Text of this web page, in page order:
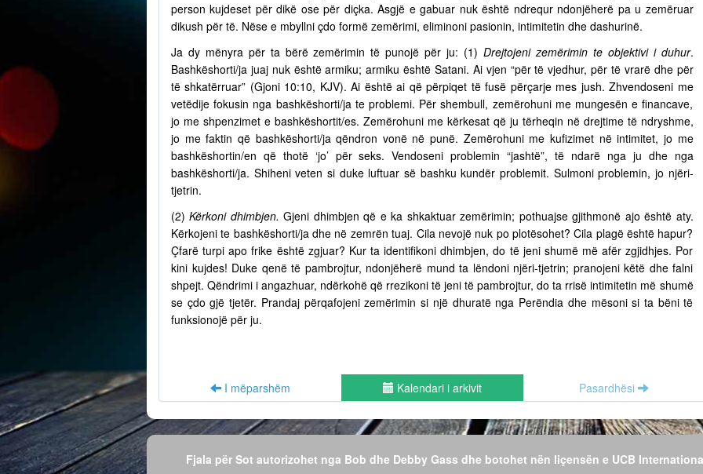
person kujdeset për dikë ose për diçka. Asgjë e gabuar nuk është ndrequr ndonjëherë pa u zemëruar
dikush për të. Nëse e mbyllni çdo formë zemërimi, eliminoni pasionin, intimitetin dhe dashurinë.
Ja dy mënyra për ta bërë zemërimin të punojë për ju: (1) Drejtojeni zemërimin te objektivi i duhur.
Bashkëshorti/ja juaj nuk është armiku; armiku është Satani. Ai vjen “për të vjedhur, për të vrarë dhe për
të shkatërruar” (Gjoni 10:10, KJV). Ai është ai që përpiqet të fusë përçarje mes jush. Zhvendoseni me
vetëdije fokusin nga bashkëshorti/ja te problemi. Për shembull, zemërohuni me mungesën e financave,
jo me shpenzimet e bashkëshortit/es. Zemërohuni me kërkesat që ju tërheqin në drejtime të ndryshme,
jo me faktin që bashkëshorti/ja qëndron vonë në punë. Zemërohuni me kufizimet në intimitet, jo me
bashkëshortin/en që thotë ‘jo’ për seks. Vendoseni problemin “jashtë”, të ndarë nga ju dhe nga
bashkëshorti/ja. Shiheni veten si duke luftuar së bashku kundër problemit. Sulmoni problemin, jo njëri-
tjetrin.
(2)Kërkoni dhimbjen. Gjeni dhimbjen që e ka shkaktuar zemërimin; pothuajse gjithmonë ajo është aty.
Kërkojeni te bashkëshorti/ja dhe në zemrën tuaj. Cila nevojë nuk po plotësohet? Cila plagë është hapur?
Çfarë turpi apo frike është zgjuar? Kur ta identifikoni dhimbjen, do të jeni shumë më afër zgjidhjes. Por
kini kujdes! Duke qenë të pambrojtur, ndonjëherë mund ta lëndoni njëri-tjetrin; pranojeni këtë dhe falni
shpejt. Qëndrimi i angazhuar, ndërkohë që rrezikoni të jeni të pambrojtur, do ta rrisë intimitetin më shumë
se çdo gjë tjetër. Prandaj përqafojeni zemërimin si një dhuratë nga Perëndia dhe mësoni si ta bëni të
funksionojë për ju.
I mëparshëm Kalendari i arkivit Pasardhësi
Fjala për Sot autorizohet nga Bob dhe Debby Gass dhe botohet nën liçensën e UCB